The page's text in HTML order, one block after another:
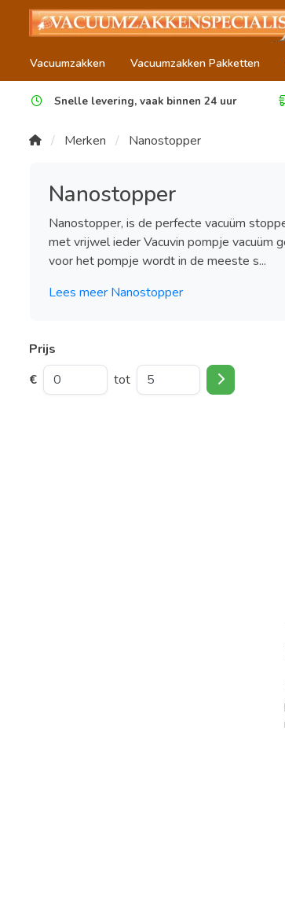
Vacuumzakken Vacuumzakken Pakketten
Snelle levering, vaak binnen 24 uur
Merken Nanostopper
Nanostopper
Nanostopper, is de perfecte vacuüm
met vrijwel ieder Vacuvin pompje vacuüm
voor het pompje wordt in de meeste s...
Lees meer Nanostopper
Prijs
€
tot